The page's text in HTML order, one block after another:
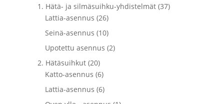
1. Hätä- ja silmäsuihku-yhdistelmät (37)
Lattia-asennus (26)
Seinä-asennus (10)
Upotettu asennus (2)
2. Hätäsuihkut (20)
Katto-asennus (6)
Lattia-asennus (6)